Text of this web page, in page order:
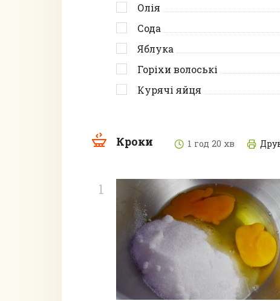
Олія
Сода
Яблука
Горіхи волоські
Курячі яйця
Кроки 1 год 20 хв